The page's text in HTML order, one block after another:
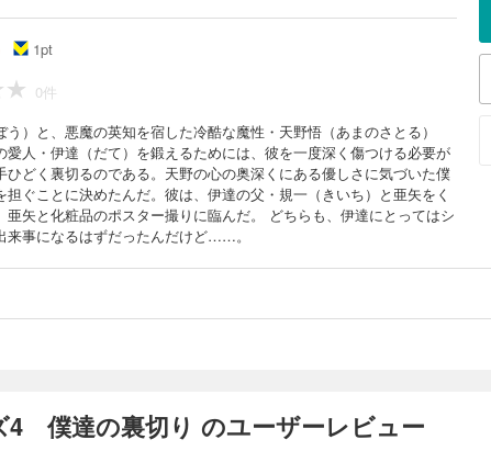
1pt
0件
う）と、悪魔の英知を宿した冷酷な魔性・天野悟（あまのさとる）
愛人・伊達（だて）を鍛えるためには、彼を一度深く傷つける必要が
ひどく裏切るのである。天野の心の奥深くにある優しさに気づいた僕
担ぐことに決めたんだ。彼は、伊達の父・規一（きいち）と亜矢をく
亜矢と化粧品のポスター撮りに臨んだ。 どちらも、伊達にとってはシ
来事になるはずだったんだけど……。
僕達の裏切り のユーザーレビュー